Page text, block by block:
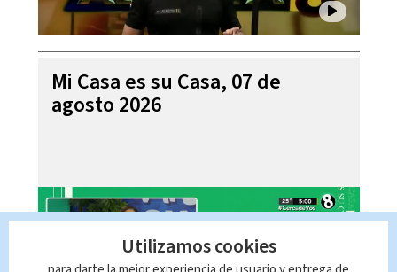
Mi Casa es su Casa, 07 de
agosto 2026
Utilizamos cookies